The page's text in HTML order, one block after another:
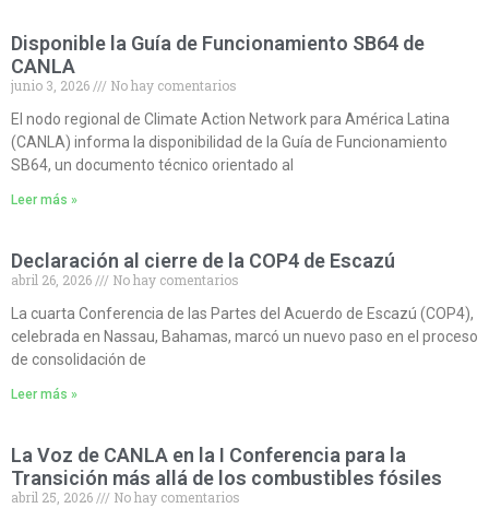
Disponible la Guía de Funcionamiento SB64 de
CANLA
junio 3, 2026
No hay comentarios
El nodo regional de Climate Action Network para América Latina
(CANLA) informa la disponibilidad de la Guía de Funcionamiento
SB64, un documento técnico orientado al
Leer más »
Declaración al cierre de la COP4 de Escazú
abril 26, 2026
No hay comentarios
La cuarta Conferencia de las Partes del Acuerdo de Escazú (COP4),
celebrada en Nassau, Bahamas, marcó un nuevo paso en el proceso
de consolidación de
Leer más »
La Voz de CANLA en la I Conferencia para la
Transición más allá de los combustibles fósiles
abril 25, 2026
No hay comentarios